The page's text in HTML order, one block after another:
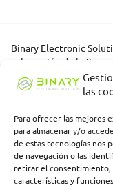
las
Para ofrecer las mejores
para almacenar y/o
de estas tecnologías nos
de navegación o las
retirar el
características y
Binary Electronic
subvención de la
Autónomo de la Junta
Europea con cargo al
fomento de la
Autónoma de
sucesivas
personas trabajadoras
indefinida ordinaria